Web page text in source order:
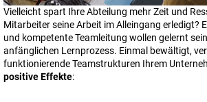
Vielleicht spart Ihre Abteilung mehr Zeit und
Mitarbeiter seine Arbeit im Alleingang erledigt?
und kompetente Teamleitung wollen gelernt
anfänglichen Lernprozess. Einmal bewältigt,
funktionierende Teamstrukturen Ihrem
positive Effekte: